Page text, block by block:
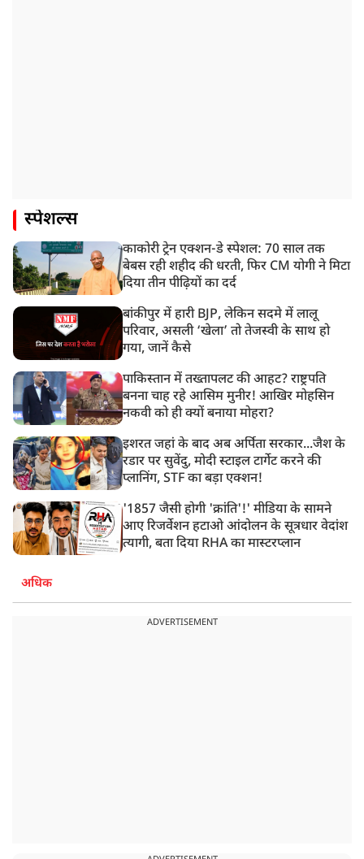
स्पेशल्स
काकोरी ट्रेन एक्शन-डे स्पेशल: 70 साल तक
बेबस रही शहीद की धरती, फिर CM योगी ने मिटा
दिया तीन पीढ़ियों का दर्द
बांकीपुर में हारी BJP, लेकिन सदमे में लालू
परिवार, असली ‘खेला’ तो तेजस्वी के साथ हो
गया, जानें कैसे
पाकिस्तान में तख्तापलट की आहट? राष्ट्रपति
बनना चाह रहे आसिम मुनीर! आखिर मोहसिन
नकवी को ही क्यों बनाया मोहरा?
इशरत जहां के बाद अब अर्पिता सरकार...जैश के
रडार पर सुवेंदु, मोदी स्टाइल टार्गेट करने की
प्लानिंग, STF का बड़ा एक्शन!
'1857 जैसी होगी 'क्रांति'!' मीडिया के सामने
आए रिजर्वेशन हटाओ आंदोलन के सूत्रधार वेदांश
त्यागी, बता दिया RHA का मास्टरप्लान
अधिक
ADVERTISEMENT